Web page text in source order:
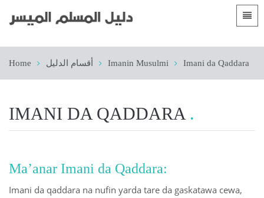
Gabatarwa Shqip
azərbaycan
简体中文
English
Home أقسام الدليل Imanin Musulmi Imani da Qaddara
IMANI DA QADDARA
Ma’anar Imani da Qaddara:
Imani da qaddara na nufin yarda tare da gaskatawa cewa,